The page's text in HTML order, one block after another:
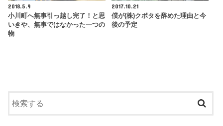
2018.5.9
小川町へ無事引っ越し完了！と思
いきや、無事ではなかった一つの
物
2017.10.21
僕が(株)クボタを辞めた理由と今
後の予定